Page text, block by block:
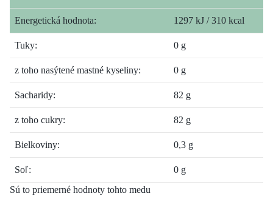
Energetická hodnota: 1297 kJ / 310 kcal
Tuky: 0 g
z toho nasýtené mastné kyseliny: 0 g
Sacharidy: 82 g
z toho cukry: 82 g
Bielkoviny: 0,3 g
Soľ:
0 g
Sú to priemerné hodnoty tohto medu